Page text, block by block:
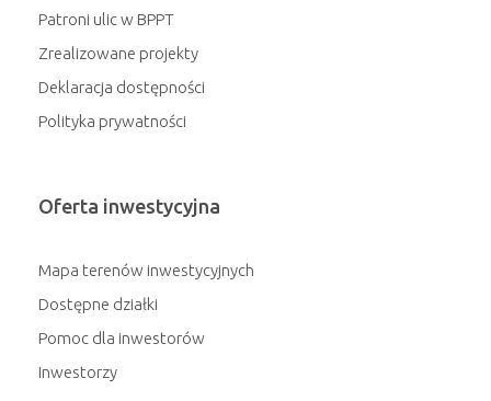
Patroni ulic w BPPT
Zrealizowane projekty
Deklaracja dostępności
Polityka prywatności
Oferta inwestycyjna
Mapa terenów inwestycyjnych
Dostępne działki
Pomoc dla inwestorów
Inwestorzy